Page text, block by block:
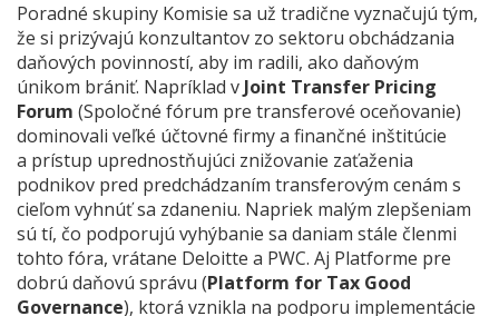
Poradné skupiny Komisie sa už tradične vyznačujú tým,
že si prizývajú konzultantov zo sektoru obchádzania
daňových povinností, aby im radili, ako daňovým
únikom brániť. Napríklad v Joint Transfer Pricing
Forum (Spoločné fórum pre transferové oceňovanie)
dominovali veľké účtovné firmy a finančné inštitúcie
a prístup uprednostňujúci znižovanie zaťaženia
podnikov pred predchádzaním transferovým cenám s
cieľom vyhnúť sa zdaneniu. Napriek malým zlepšeniam
sú tí, čo podporujú vyhýbanie sa daniam stále členmi
tohto fóra, vrátane Deloitte a PWC. Aj Platforme pre
dobrú daňovú správu (Platform for Tax Good
Governance), ktorá vznikla na podporu implementácie